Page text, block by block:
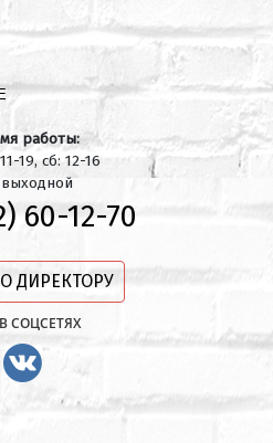
работы:
19, сб: 12-16
выходной
60-12-70
ДИРЕКТОРУ
СОЦСЕТЯХ